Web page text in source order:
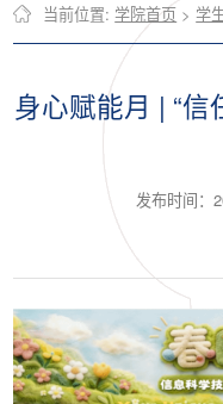
当前位置:学院首页 >学
身心赋能月 | “
发布时间：